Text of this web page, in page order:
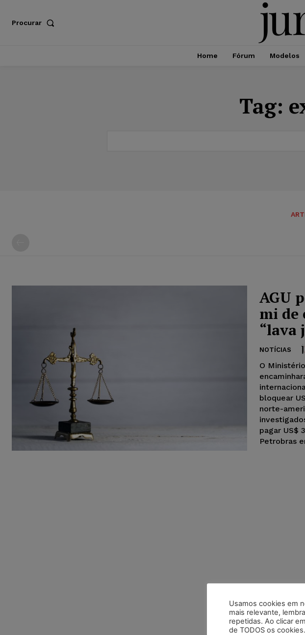
Procurar
Home Fórum Modelos
Tag:
AGU
mi de
“lava
NOTÍCIAS
O
bloquear
norte-
pagar US$
Petrobras
Usamos cookies em
mais relevante,
repetidas. Ao clicar
de TODOS os cookies.